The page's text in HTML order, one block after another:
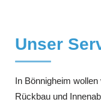
Unser
In Bönnigheim
Rückbau und